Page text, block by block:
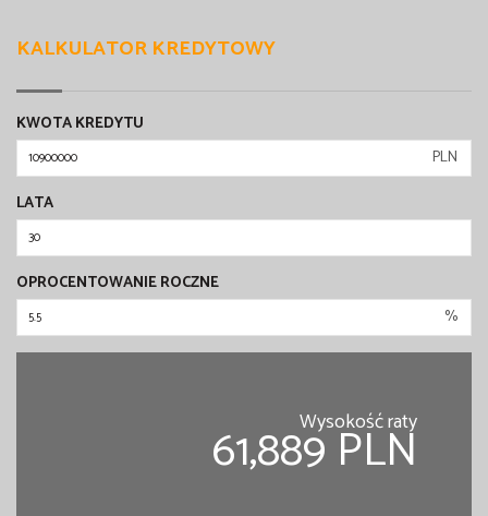
KALKULATOR KREDYTOWY
KWOTA KREDYTU
PLN
LATA
OPROCENTOWANIE ROCZNE
%
Wysokość raty
61,889 PLN